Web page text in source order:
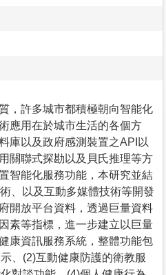
，許多城市都積極朝向智能化
應用在於城市生活的各個方
庫以及政府感測裝置之API以
關聯式探勘以及貝氏推理等方
智能化服務功能，本研究並結
、以及互動多媒體技術等開發
開放平台資料，透過巨量資料
素等指標，進一步建立以巨量
康資訊服務系統，整體功能包
、(2)互動健康防護的衛教服